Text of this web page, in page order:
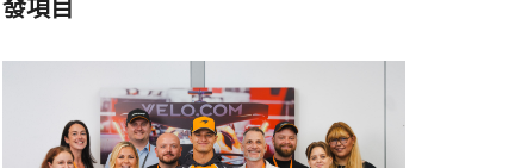
發項目